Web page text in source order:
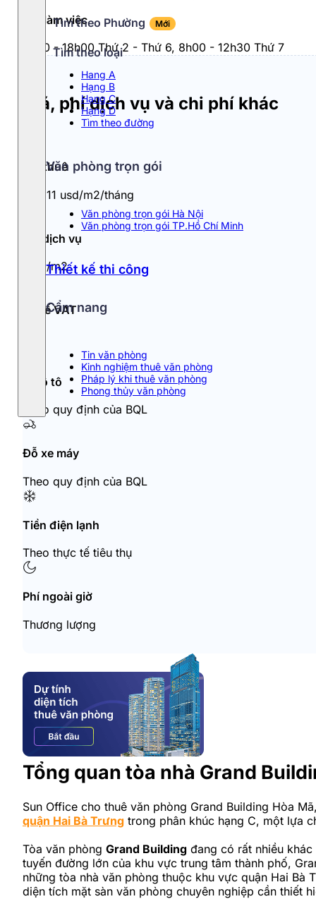
Tìm theo Phường Mới
Tìm theo loại
Hang A
Hạng B
Hạng C
Hạng D
Tìm theo đường
Văn phòng trọn gói
Văn phòng trọn gói Hà Nội
Văn phòng trọn gói TP.Hồ Chí Minh
Thiết kế thi công
Cẩm nang
Tin văn phòng
Kinh nghiệm thuê văn phòng
Pháp lý khi thuê văn phòng
Phong thủy văn phòng
Giờ làm việc
8h00 - 18h00 Thứ 2 - Thứ 6, 8h00 - 12h30 Thứ 7
Giá, phí dịch vụ và chi phí khác
Giá thuê
10 - 11 usd/m2/tháng
Phí dịch vụ
1usd/m2
Thuế VAT
Đỗ ô tô
Theo quy định của BQL
Đỗ xe máy
Theo quy định của BQL
Tiền điện lạnh
Theo thực tế tiêu thụ
Phí ngoài giờ
Thương lượng
Tổng quan tòa nhà Grand
Sun Office cho thuê văn phòng Grand Building Hòa
quận Hai Bà Trưng trong phân khúc hạng C, một lựa
Tòa văn phòng Grand Building đang có rất nhiều
tuyến đường lớn của khu vực trung tâm thành phố,
những tòa nhà văn phòng thuộc khu vực quận Hai Bà
diện tích mặt sàn văn phòng chuyên nghiệp cần thiết